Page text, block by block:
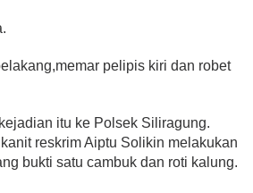
pelipis kiri dan robet
itu ke Polsek Siliragung.
reskrim Aiptu Solikin melakukan
bukti satu cambuk dan roti kalung.